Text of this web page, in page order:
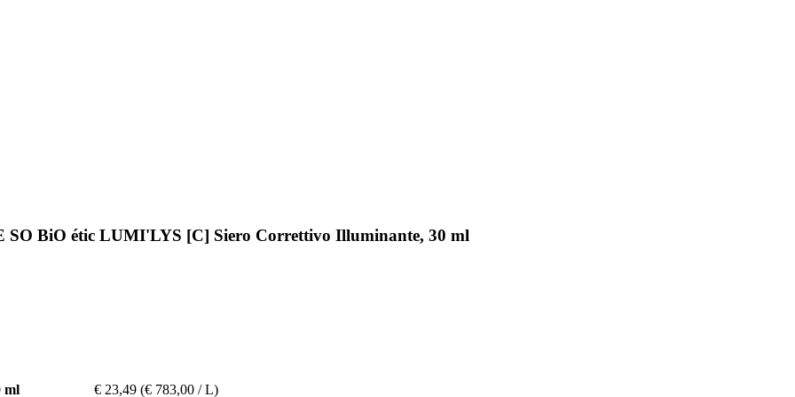
SO BiO étic LUMI'LYS [C] Siero Correttivo Illuminante, 30 ml
ml € 23,49 (€ 783,00 / L)